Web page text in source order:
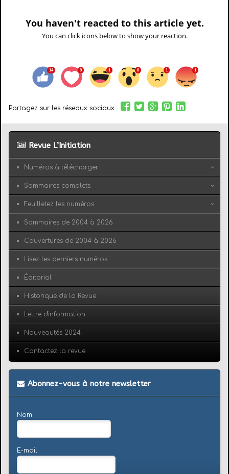
You haven't reacted to this article yet.
You can click icons below to show your reaction.
Partagez sur les réseaux sociaux :
Revue L’Initiation
Numéros à télécharger
Sommaires complets
Feuilletez les numéros
Sommaires de 2004 à 2026
Couvertures de 2004 à 2026
Lisez les derniers numéros
Éditorial
Historique de la Revue
Lettre d'information
Nouveautés 2024
Contactez la revue
Abonnez-vous à notre newsletter
Nom
E-mail